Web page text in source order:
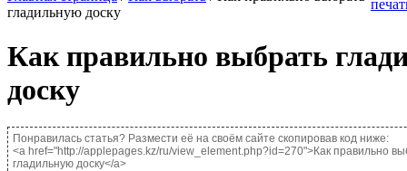
гладильную доску
Как правильно выбрать
доску
Понравилась статья? Размести её на своём сайте скопировав код ниже:
<a href="http://applepages.kz/ru/view_element.php?id=270">Как правильно
гладильную доску</a>